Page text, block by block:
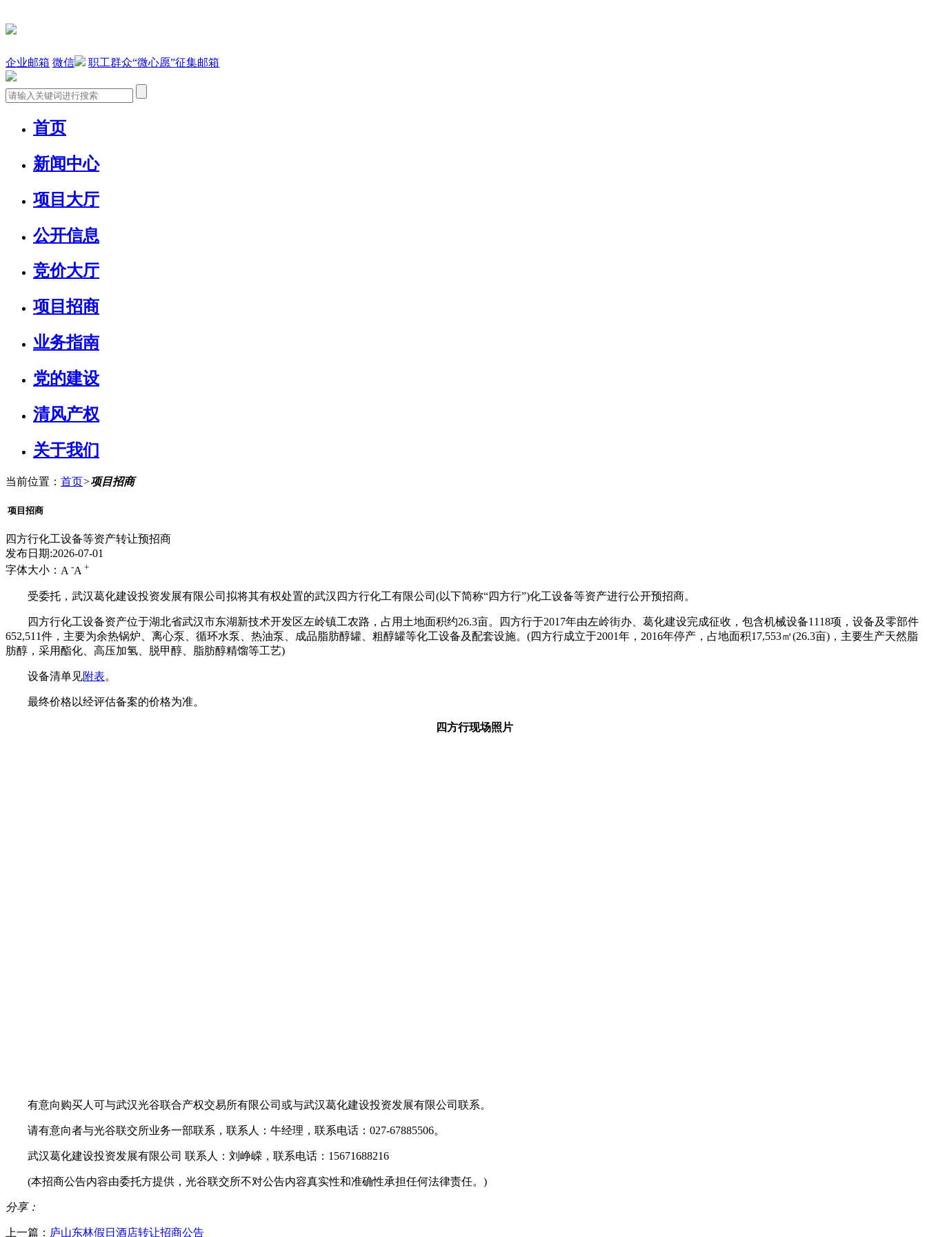
企业邮箱 微信 职工群众“微心愿”征集邮箱
首页
新闻中心
项目大厅
公开信息
竞价大厅
项目招商
业务指南
党的建设
清风产权
关于我们
当前位置： 首页>项目招商
项目招商
四方行化工设备等资产转让预招商
发布日期:2026-07-01
字体大小： A -A +
受委托，武汉葛化建设投资发展有限公司拟将其有权处置的武汉四方行化工有限公司(以下简称“四方行”)化工设备等资产进行公开预招商。
四方行化工设备资产位于湖北省武汉市东湖新技术开发区左岭镇工农路，占用土地面积约26.3亩。四方行于2017年由左岭街办、葛化建设完成征收，包含机械设备1118项，设备及零部件
652,511件，主要为余热锅炉、离心泵、循环水泵、热油泵、成品脂肪醇罐、粗醇罐等化工设备及配套设施。(四方行成立于2001年，2016年停产，占地面积17,553㎡(26.3亩)，主要生产天然脂
肪醇，采用酯化、高压加氢、脱甲醇、脂肪醇精馏等工艺)
设备清单见附表。
最终价格以经评估备案的价格为准。
四方行现场照片
有意向购买人可与武汉光谷联合产权交易所有限公司或与武汉葛化建设投资发展有限公司联系。
请有意向者与光谷联交所业务一部联系，联系人：牛经理，联系电话：027-67885506。
武汉葛化建设投资发展有限公司 联系人：刘峥嵘，联系电话：15671688216
(本招商公告内容由委托方提供，光谷联交所不对公告内容真实性和准确性承担任何法律责任。)
分享：
上一篇： 庐山东林假日酒店转让招商公告